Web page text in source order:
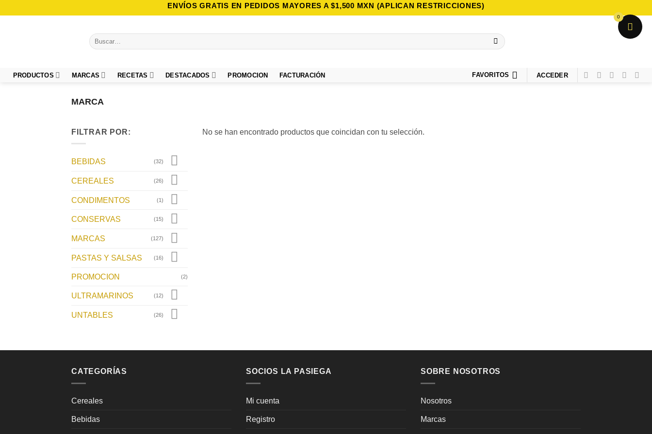
al
ENVÍOS GRATIS EN PEDIDOS MAYORES A $1,500 MXN (APLICAN RESTRICCIONES)
Buscar
por:
PRODUCTOS MARCAS RECETAS DESTACADOS PROMOCION FACTURACIÓN FAVORITOS ACCEDER
MARCA
FILTRAR POR:
BEBIDAS (32)
CEREALES (26)
CONDIMENTOS (1)
CONSERVAS (15)
MARCAS (127)
PASTAS Y SALSAS (16)
PROMOCION (2)
ULTRAMARINOS (12)
UNTABLES (26)
No se han encontrado productos que coincidan con tu selección.
CATEGORÍAS
Cereales
Bebidas
SOCIOS LA PASIEGA
Mi cuenta
Registro
SOBRE NOSOTROS
Nosotros
Marcas
0